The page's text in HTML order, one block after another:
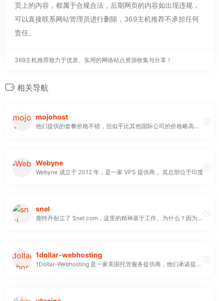
页上的内容，都属于合规合法，后期网页的内容如出现违规，
可以直接联系网站管理员进行删除，369主机推荐不承担任何
责任。
369主机推荐致力于优质、实用的网络站点资源收集与分享！
相关导航
mojohost
他们提供的套餐价格不错，但似乎比其他国际公司的价格略高。 在退款保证方面，没有具体提到退款的可能性
Webyne
Webyne 成立于 2012 年，是一家 VPS 提供商 。其总部位于印度
snel
鹿特丹创立了 Snel.com，这里的精神基于工作。为什么？因为我们相信高级托管产品应该由以客户为中心和个性化的方法支持。
1dollar-webhosting
1Dollar-Webhosting 是一家美国托管服务提供商，他们承诺提供运行高质量设备的经济实惠的产品。他们自 2005 年以来一直活跃于托管行业，并于 2006 年成立了 1Dollar-Webhosting 他们信守低价承诺：他们的产品性价比高，价格在托管行业中名列前茅。您可以使用多种信用卡付款，包括 PayPal 和 MoneyBookers。该公司提供标准的30 天退款保证， 因此没有风险。